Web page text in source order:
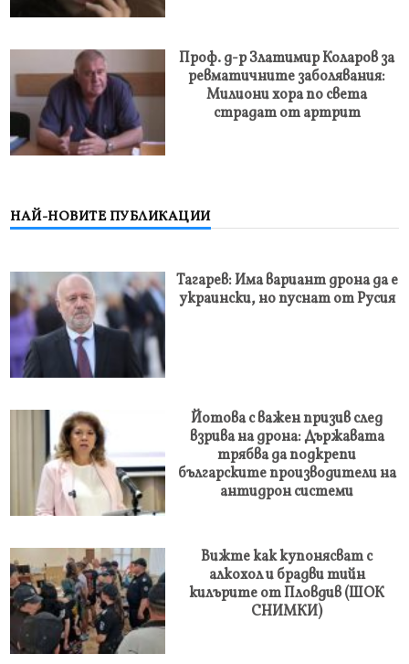
Проф. д-р Златимир Коларов за
ревматичните заболявания:
Милиони хора по света
страдат от артрит
НАЙ-НОВИТЕ ПУБЛИКАЦИИ
Тагарев: Има вариант дрона да е
украински, но пуснат от Русия
Йотова с важен призив след
взрива на дрона: Държавата
трябва да подкрепи
българските производители на
антидрон системи
Вижте как купонясват с
алкохол и брадви тийн
килърите от Пловдив (ШОК
СНИМКИ)